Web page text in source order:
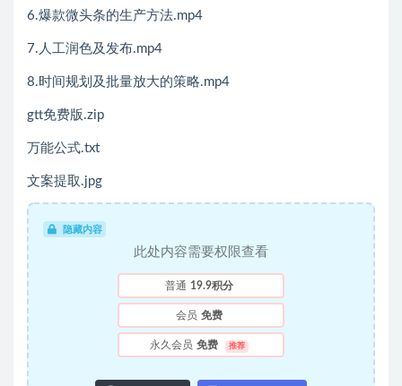
6.爆款微头条的生产方法.mp4
7.人工润色及发布.mp4
8.时间规划及批量放大的策略.mp4
gtt免费版.zip
万能公式.txt
文案提取.jpg
隐藏内容
此处内容需要权限查看
普通 19.9积分
会员 免费
永久会员 免费 推荐